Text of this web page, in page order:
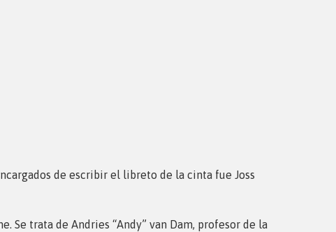
de escribir el libreto de la cinta fue Joss
trata de Andries “Andy” van Dam, profesor de la